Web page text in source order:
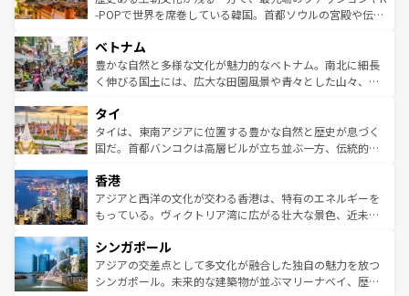
い。オーストラリアの多彩な魅力を存分に味わいつくそ
参照してほしい。
驚きをもたらしてくれる。また、奥深い台湾の食文化も魅
容にもいいと評判のスイーツなど、バラエティ豊かな料理
が味わえる。 なお、新着の台湾情報は コンテンツ一覧を参
照してほしい。
-POPで世界を席巻している韓国。首都ソウルの宮殿や伝統
き、地方に足を延ばせば四季折々の自然美を楽しむことが
できる。そして、キムチや焼肉、絶品のストリートフード
まで、さまざまな韓国料理が待っている。夜には、韓国な
リティに包まれながら、韓国の多彩な魅力を心ゆくまで味
わってみてほしい。 なお、新着の韓国情報はコンテンツ一
覧を参照してほしい。
ベトナム
豊かな自然と多様な文化が魅力的なベトナム。南北に細長
く伸びる国土には、広大な田園風景や青々とした山々、世
急速な発展と共に伝統が息づく。ハノイの古い町並みやホ
ーチミン市のフランス統治時代の建物も、独特の雰囲気を
醸し出している。また、バラエティの豊かさとおいしさで
とつ。フォーやバインミー、ベトナムコーヒーなどは、ぜ
ひ現地で味わいたい。どの地域を訪れてもあたたかい人々
が旅行者を迎えてくれるので、きっと忘れられない旅にな
参照してほしい。
タイ
タイは、東南アジアに位置する豊かな自然と歴史が息づく
国だ。首都バンコクは高層ビルが立ち並ぶ一方、伝統的な
の活気が交差している。北部ではチェンマイなどの山岳地
帯で自然と触れ合い、南部ではプーケットやクラビの美し
いビーチでリゾート気分を楽しむことができる。タイ料理
激する。気候は一年中温暖で、どの季節にも異なる楽しみ
が待っている。親しみやすいタイの人々、仏教を中心とし
た文化、そして多様な観光資源が、訪れる旅人を魅了し続
香港
アジアと西洋の文化が交わる香港は、特有のエネルギーを
もっている。ヴィクトリア湾に広がる壮大な景色、近未来
み、どこを訪れても感動するはず。観光スポットが密集し
ており、効率よく見どころを回れるのも魅力。息をのむよ
うな絶景から文化的な体験まで、香港を存分に楽しみ尽く
シンガポール
アジアの交差点として多文化が融合した独自の魅力を放つ
シンガポール。未来的な建築物が並ぶマリーナベイ、歴史